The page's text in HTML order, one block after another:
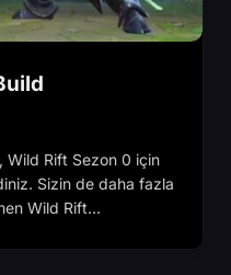
Wild Rift Sezon 0 için
Sizin de daha fazla
Wild Rift…